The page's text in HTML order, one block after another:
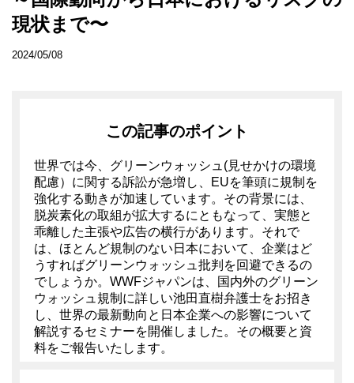
現状まで〜
2024/05/08
この記事のポイント
世界では今、グリーンウォッシュ(見せかけの環境
配慮）に関する訴訟が急増し、EUを筆頭に規制を
強化する動きが加速しています。その背景には、
脱炭素化の取組が拡大するにともなって、実態と
乖離した主張や広告の横行があります。それで
は、ほとんど規制のない日本において、企業はど
うすればグリーンウォッシュ批判を回避できるの
でしょうか。WWFジャパンは、国内外のグリーン
ウォッシュ規制に詳しい池田直樹弁護士をお招き
し、世界の最新動向と日本企業への影響について
解説するセミナーを開催しました。その概要と資
料をご報告いたします。